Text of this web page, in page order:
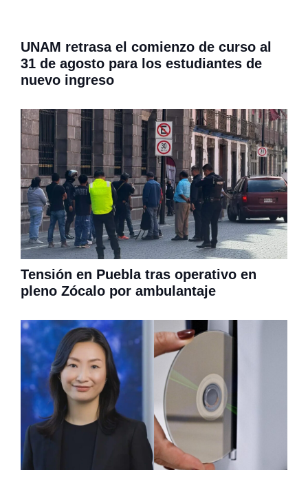
UNAM retrasa el comienzo de curso al
31 de agosto para los estudiantes de
nuevo ingreso
Tensión en Puebla tras operativo en
pleno Zócalo por ambulantaje